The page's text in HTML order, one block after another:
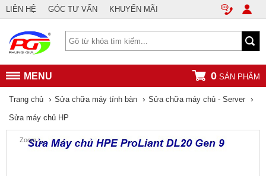
LIÊN HỆ GÓC TƯ VẤN KHUYẾN MÃI
MENU 0 SẢN PHẨM
Trang chủ › Sửa chữa máy tính bàn › Sửa chữa máy chủ - Server ›
Sửa máy chủ HP
Zoom